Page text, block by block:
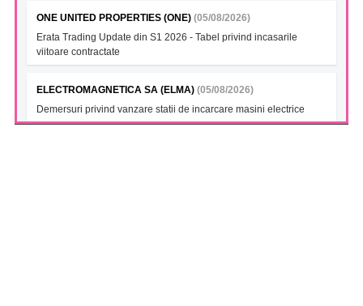
ONE UNITED PROPERTIES (ONE) (05/08/2026)
Erata Trading Update din S1 2026 - Tabel privind incasarile
viitoare contractate
ELECTROMAGNETICA SA (ELMA) (05/08/2026)
Demersuri privind vanzare statii de incarcare masini electrice